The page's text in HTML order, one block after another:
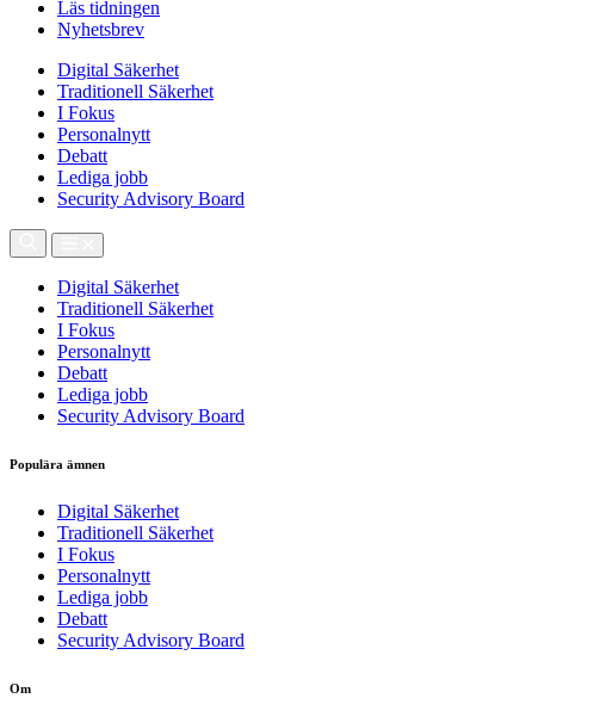
Läs tidningen
Nyhetsbrev
Digital Säkerhet
Traditionell Säkerhet
I Fokus
Personalnytt
Debatt
Lediga jobb
Security Advisory Board
Digital Säkerhet
Traditionell Säkerhet
I Fokus
Personalnytt
Debatt
Lediga jobb
Security Advisory Board
Populära ämnen
Digital Säkerhet
Traditionell Säkerhet
I Fokus
Personalnytt
Lediga jobb
Debatt
Security Advisory Board
Om